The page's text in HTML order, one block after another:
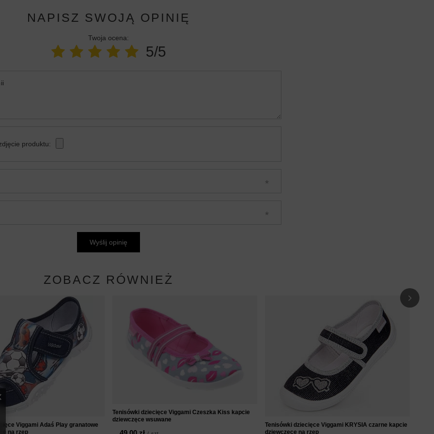
NAPISZ SWOJĄ OPINIĘ
Twoja ocena:
5/5
produktu:
Wyślij opinię
ZOBACZ RÓWNIEŻ
Viggami Adaś Play granatowe
na rzep
Tenisówki dziecięce Viggami Czeszka Kiss kapcie
dziewczęce wsuwane
Tenisówki dziecięce Viggami KRYSIA czarne kapcie
dziewczęce na rzep